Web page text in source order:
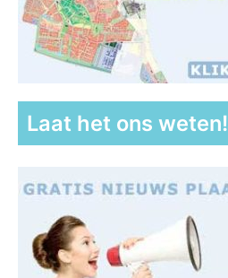
Laat het ons weten!